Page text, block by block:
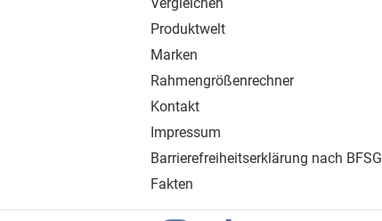
Vergleichen
Produktwelt
Marken
Rahmengrößenrechner
Kontakt
Impressum
Barrierefreiheitserklärung nach BFSG
Fakten